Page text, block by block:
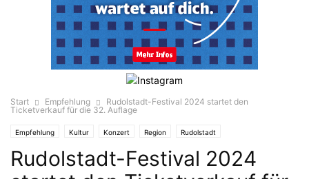
Start Empfehlung
Rudolstadt-Festival 2024 startet den
Ticketverkauf für die 32. Auflage
Empfehlung Kultur Konzert Region Rudolstadt
Rudolstadt-Festival 2024